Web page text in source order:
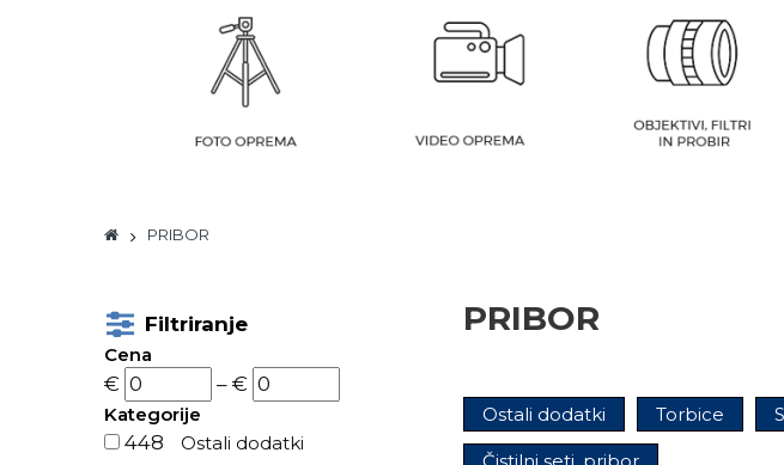
PRIBOR
Filtriranje
Cena
€ – €
Kategorije
448 Ostali dodatki
PRIBOR
Ostali dodatki Torbice